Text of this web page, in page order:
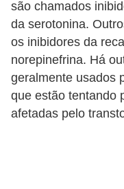
são chamados
da serotonina.
os inibidores da
norepinefrina. Há
geralmente usados
que estão tentando
afetadas pelo
P
l
a
n